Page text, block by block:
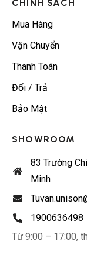
CHÍNH SÁCH
Mua Hàng
Vận Chuyển
Thanh Toán
Đổi / Trả
Bảo Mật
SHOWROOM
83 Trường
Minh
1900636498
Từ 9:00 – 17:00,